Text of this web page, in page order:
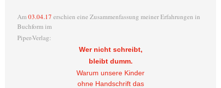
Am03.04.17 erschien eine Zusammenfassung meiner Erfahrungen in
Buchform im
Piper-Verlag:
Wer nicht schreibt,
bleibt dumm.
Warum unsere Kinder
ohne Handschrift das